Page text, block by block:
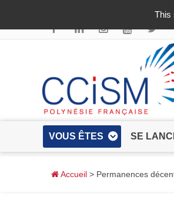
VOUS ÊTES SE
Accueil > Permanences
This